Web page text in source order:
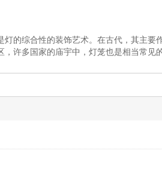
的综合性的装饰艺术。在古代，其主
许多国家的庙宇中，灯笼也是相当常见